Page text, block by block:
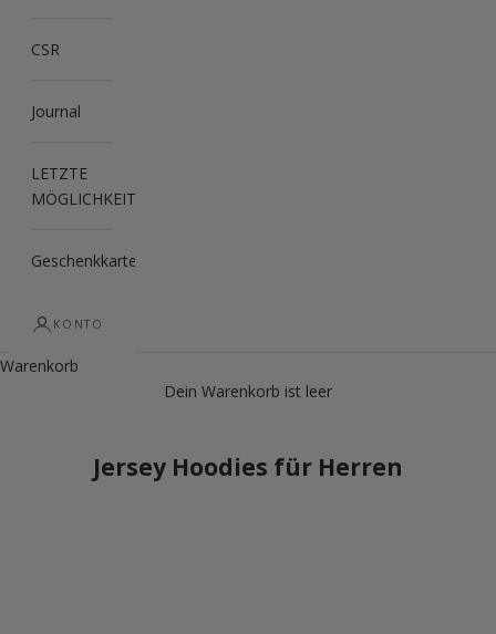
CSR
Journal
LETZTE
MÖGLICHKEIT
Geschenkkarte
KONTO
Warenkorb
Dein Warenkorb ist leer
Jersey Hoodies für Herren